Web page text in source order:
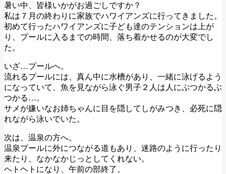
暑い中、皆様いかがお過ごしですか？
私は７月の終わりに家族でハワイアンズに行ってきました。
初めて行ったハワイアンズに子ども達のテンションは上が
り、プールに入るまでの時間、落ち着かせるのが大変でし
た。
いざ…プールへ。
流れるプールには、真ん中に水槽があり、一緒に泳げるよう
になっていて、魚を見ながら泳ぐ男子２人は人にぶつかるぶ
つかる…。
サメが嫌いなお姉ちゃんに目を隠してしがみつき、必死に隠
れながら泳いでいた。
次は、温泉の方へ。
温泉プールに外につながる道もあり、迷路のように行ったり
来たり、なかなかじっとしてくれない。
ヘトヘトになり、午前の部終了。